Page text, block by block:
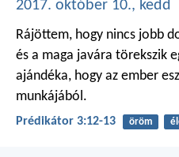
2017. október 10., kedd
Rájöttem, hogy nincs jobb
és a maga javára törekszik
ajándéka, hogy az ember
munkájából.
Prédikátor 3:12-13 öröm